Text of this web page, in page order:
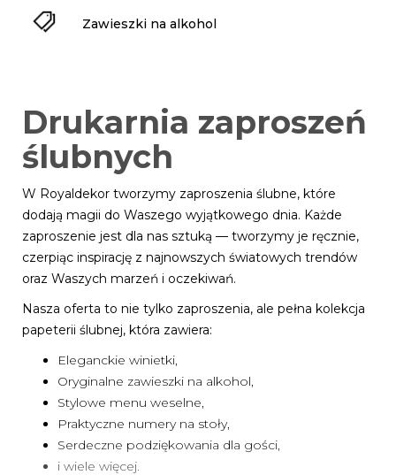
Zawieszki na alkohol
Drukarnia zaproszeń
ślubnych
W Royaldekor tworzymy zaproszenia ślubne, które
dodają magii do Waszego wyjątkowego dnia. Każde
zaproszenie jest dla nas sztuką — tworzymy je ręcznie,
czerpiąc inspirację z najnowszych światowych trendów
oraz Waszych marzeń i oczekiwań.
Nasza oferta to nie tylko zaproszenia, ale pełna kolekcja
papeterii ślubnej, która zawiera:
Eleganckie winietki,
Oryginalne zawieszki na alkohol,
Stylowe menu weselne,
Praktyczne numery na stoły,
Serdeczne podziękowania dla gości,
i wiele więcej.